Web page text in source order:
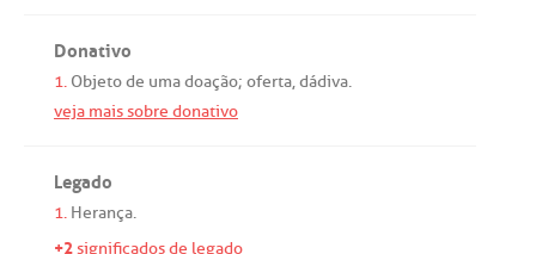
Donativo
1. Objetode umadoação; oferta,dádiva.
veja mais sobre donativo
Legado
1. Herança.
+2significados de legado